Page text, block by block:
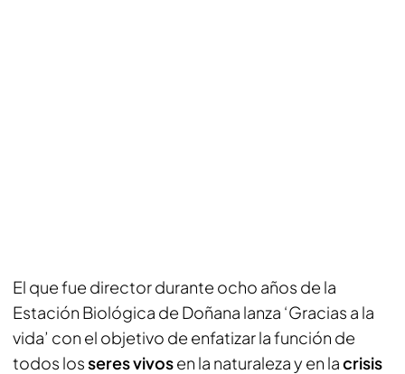
El que fue director durante ocho años de la
Estación Biológica de Doñana lanza ‘Gracias a la
vida’ con el objetivo de enfatizar la función de
todos losseres vivosen la naturaleza y en lacrisis